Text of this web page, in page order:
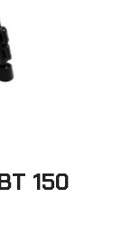
150